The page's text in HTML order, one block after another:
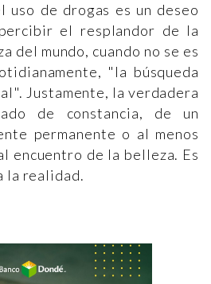
uso de drogas es un deseo
el resplandor de la
del mundo, cuando no se es
"la búsqueda
Justamente, la verdadera
de constancia, de un
permanente o al menos
encuentro de la belleza. Es
la realidad.